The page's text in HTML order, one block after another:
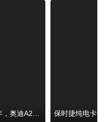
时隔21年，奥迪A2强势归来！